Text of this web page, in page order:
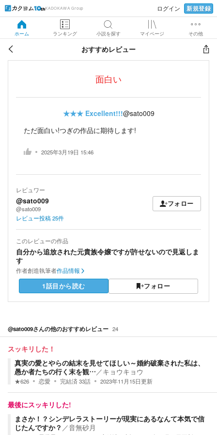
KADOKAWA Group ログイン 新規登録
ホーム ランキング 小説を探す マイページ その他
おすすめレビュー
面白い
★★★ Excellent!!!@sato009
ただ面白い!つぎの作品に期待します!
2025年3月19日 15:46
レビュワー
@sato009
@sato009
フォロー
レビュー投稿25件
このレビューの作品
自分から追放された元貴族令嬢ですが許せないので見返しま
す
作者創造執筆者作品情報
1話目から読む フォロー
@sato009さんの他のおすすめレビュー 24
スッキリした！
真実の愛とやらの結末を見せてほしい～婚約破棄された私は、
愚か者たちの行く末を観… ／キョウキョウ
★626 恋愛 完結済33話 2023年11月15日更新
最後にスッキリした!
まさか！？シンデレラストーリーが現実にあるなんて本気で信
じたんですか？ ／音無砂月